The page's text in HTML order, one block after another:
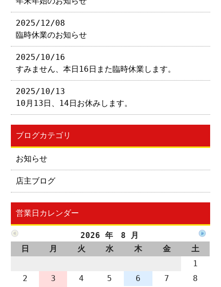
2025/12/08
臨時休業のお知らせ
2025/10/16
すみません、本日16日また臨時休業します。
2025/10/13
10月13日、14日お休みします。
ブログカテゴリ
お知らせ
店主ブログ
営業日カレンダー
2026 年 8 月
日
月 火 水 木 金
土
1
2
3 4 5 6 7
8